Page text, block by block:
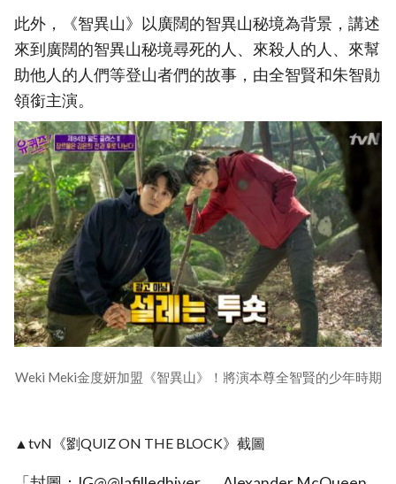
此外，《智異山》以廣闊的智異山秘境為背景，講述
來到廣闊的智異山秘境尋死的人、來殺人的人、來幫
助他人的人們等登山者們的故事，由全智賢和朱智勛
領銜主演。
Weki Meki金度妍加盟《智異山》！將演本尊全智賢的少年時期
▲tvN《劉QUIZ ON THE BLOCK》截圖